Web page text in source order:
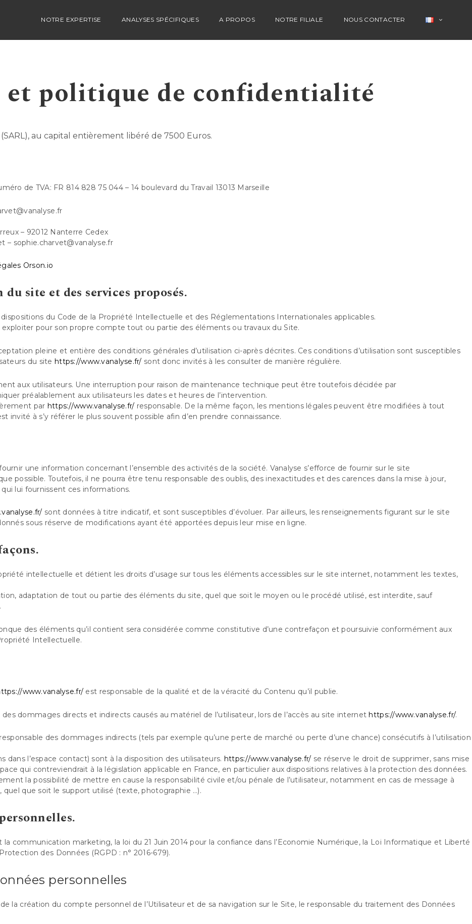
NOTRE EXPERTISE ANALYSES SPÉCIFIQUES A PROPOS NOTRE FILIALE NOUS CONTACTER
et politique de confidentialité
au capital entièrement libéré de 7500 Euros.
de TVA: FR 814 828 75 044 – 14 boulevard du Travail 13013 Marseille
– 92012 Nanterre Cedex
– sophie.charvet@vanalyse.fr
Orson.io
site et des services proposés.
du Code de la Propriété Intellectuelle et des Réglementations Internationales applicables.
pour son propre compte tout ou partie des éléments ou travaux du Site.
pleine et entière des conditions générales d’utilisation ci-après décrites. Ces conditions d’utilisation sont susceptibles
du sitehttps://www.vanalyse.fr/ sont donc invités à les consulter de manière régulière.
aux utilisateurs. Une interruption pour raison de maintenance technique peut être toutefois décidée par
préalablement aux utilisateurs les dates et heures de l’intervention.
par https://www.vanalyse.fr/ responsable. De la même façon, les mentions légales peuvent être modifiées à tout
invité à s’y référer le plus souvent possible afin d’en prendre connaissance.
une information concernant l’ensemble des activités de la société. Vanalyse s’efforce de fournir sur le site
possible. Toutefois, il ne pourra être tenu responsable des oublis, des inexactitudes et des carences dans la mise à jour,
lui fournissent ces informations.
sont données à titre indicatif, et sont susceptibles d’évoluer. Par ailleurs, les renseignements figurant sur le site
sous réserve de modifications ayant été apportées depuis leur mise en ligne.
intellectuelle et détient les droits d’usage sur tous les éléments accessibles sur le site internet, notamment les textes,
adaptation de tout ou partie des éléments du site, quel que soit le moyen ou le procédé utilisé, est interdite, sauf
des éléments qu’il contient sera considérée comme constitutive d’une contrefaçon et poursuivie conformément aux
Intellectuelle.
www.vanalyse.fr/ est responsable de la qualité et de la véracité du Contenu qu’il publie.
dommages directs et indirects causés au matériel de l’utilisateur, lors de l’accès au site internethttps://www.vanalyse.fr/.
des dommages indirects (tels par exemple qu’une perte de marché ou perte d’une chance) consécutifs à l’utilisation
dans l’espace contact) sont à la disposition des utilisateurs. https://www.vanalyse.fr/ se réserve le droit de supprimer, sans mise
qui contreviendrait à la législation applicable en France, en particulier aux dispositions relatives à la protection des données.
la possibilité de mettre en cause la responsabilité civile et/ou pénale de l’utilisateur, notamment en cas de message à
que soit le support utilisé (texte, photographie …).
communication marketing, la loi du 21 Juin 2014 pour la confiance dans l’Economie Numérique, la Loi Informatique et Liberté
des Données (RGPD : n° 2016-679).
personnelles
la création du compte personnel de l’Utilisateur et de sa navigation sur le Site, le responsable du traitement des Données